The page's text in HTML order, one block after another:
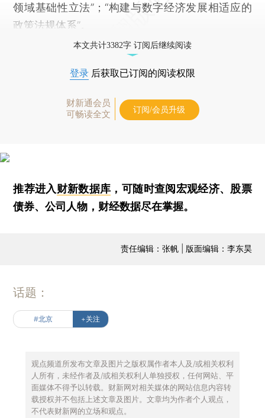
领域基础性立法”；“构建与数字经济发展相适应的
政策法规体系”。
本文共计3382字 订阅后继续阅读
登录 后获取已订阅的阅读权限
财新通会员
可畅读全文
订阅/会员升级
推荐进入财新数据库 ，可随时查阅宏观经济、股票
债券、公司人物，财经数据尽在掌握。
责任编辑：张帆 | 版面编辑：李东昊
话题：
#北京 +关注
观点频道所发布文章及图片之版权属作者本人及/或相关权利
人所有，未经作者及/或相关权利人单独授权，任何网站、平
面媒体不得予以转载。财新网对相关媒体的网站信息内容转
载授权并不包括上述文章及图片。文章均为作者个人观点，
不代表财新网的立场和观点。